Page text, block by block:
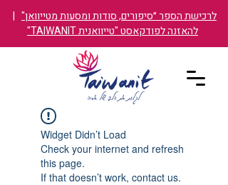
לרכישת הספר ״סיפורים, סודות ומסעות מטייוואן" |
להאזנה לפודקאסט "טייוואנית TAIWANIT"
Widget Didn’t Load
Check your internet and refresh
this page.
If that doesn’t work, contact us.